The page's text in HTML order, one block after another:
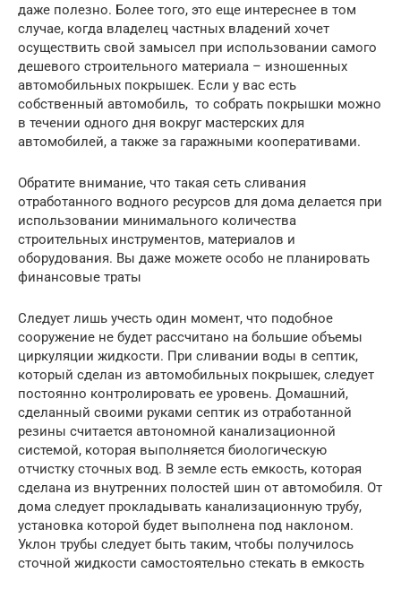
даже полезно. Более того, это еще интереснее в том
случае, когда владелец частных владений хочет
осуществить свой замысел при использовании самого
дешевого строительного материала – изношенных
автомобильных покрышек. Если у вас есть
собственный автомобиль, то собрать покрышки можно
в течении одного дня вокруг мастерских для
автомобилей, а также за гаражными кооперативами.
Обратите внимание, что такая сеть сливания
отработанного водного ресурсов для дома делается при
использовании минимального количества
строительных инструментов, материалов и
оборудования. Вы даже можете особо не планировать
финансовые траты
Следует лишь учесть один момент, что подобное
сооружение не будет рассчитано на большие объемы
циркуляции жидкости. При сливании воды в септик,
который сделан из автомобильных покрышек, следует
постоянно контролировать ее уровень. Домашний,
сделанный своими руками септик из отработанной
резины считается автономной канализационной
системой, которая выполняется биологическую
отчистку сточных вод. В земле есть емкость, которая
сделана из внутренних полостей шин от автомобиля. От
дома следует прокладывать канализационную трубу,
установка которой будет выполнена под наклоном.
Уклон трубы следует быть таким, чтобы получилось
сточной жидкости самостоятельно стекать в емкость